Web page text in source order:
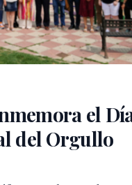
el
del Orgullo